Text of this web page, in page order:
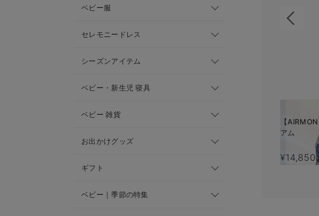
ベビー服
セレモニードレス
シーズンアイテム
ベビー・新生児 寝具
ベビー 雑貨
お出かけグッズ
ギフト
ベビー｜季節の特集
【
アム
¥14,850